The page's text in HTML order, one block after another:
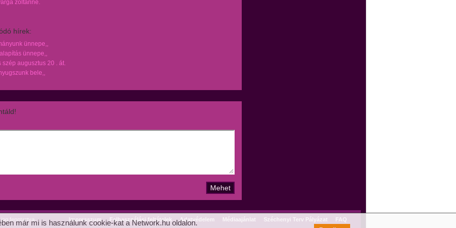
zoltánné.
hírek:
ünnepe,,
ünnepe,,
szép augusztus 20 . át.
bele,,
fenntartva. Impresszum Felhasználási feltételek Adatvédelem Médiaajánlat Széchenyi Terv Pályázat FAQ
már mi is használunk cookie-kat a Network.hu oldalon.